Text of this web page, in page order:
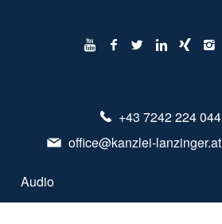
+43 7242 224 044
office@kanzlei-lanzinger.at
Audio